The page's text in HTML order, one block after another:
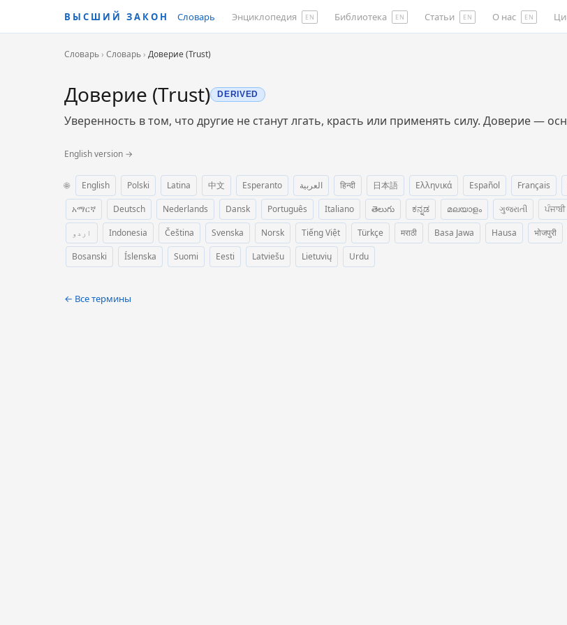
ВЫСШИЙ ЗАКОН Словарь Энциклопедия EN Библиотека EN Статьи EN О нас EN
Словарь › Словарь › Доверие (Trust)
Доверие (Trust) DERIVED
Уверенность в том, что другие не станут лгать, красть или применять силу. Доверие —
English version →
🌐 English Polski Latina 中文 Esperanto العربية हिन्दी 日本語 Ελληνικά Español Français
አማርኛ
Deutsch Nederlands Dansk Português Italiano తెలుగు ಕನ್ನಡ മലയാളം ગુજરાતી ਪੰਜਾਬੀ
اردو
Indonesia Čeština Svenska Norsk Tiếng Việt Türkçe मराठी Basa Jawa Hausa भोजपुरी
Bosanski
Íslenska Suomi Eesti Latviešu Lietuvių Urdu
← Все термины